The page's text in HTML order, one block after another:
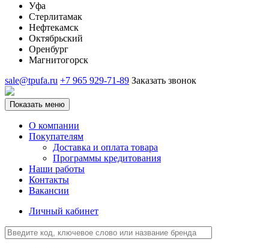
Уфа
Стерлитамак
Нефтекамск
Октябрьский
Оренбург
Магнитогорск
sale@tpufa.ru +7 965 929-71-89 Заказать звонок
Показать меню
О компании
Покупателям
Доставка и оплата товара
Программы кредитования
Наши работы
Контакты
Вакансии
Личный кабинет